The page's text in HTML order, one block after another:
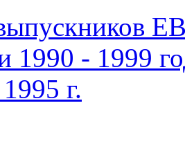
1990 - 1999
г.